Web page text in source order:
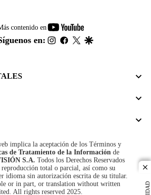
contenido en
youtube-
footer
en: instagram
facebook
twitter
implica la aceptación de los Términos y
de Tratamiento de la Información de
S.A. Todos los Derechos Reservados
total o parcial, así como su
idioma sin autorización escrita de su titular.
or in part, or translation without written
All rights reserved 2025.